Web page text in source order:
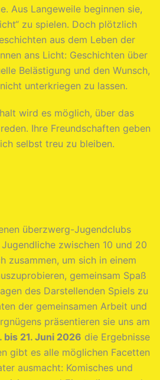
Aus Langeweile beginnen sie,
zu spielen. Doch plötzlich
aus dem Leben der
ans Licht: Geschichten über
Belästigung und den Wunsch,
unterkriegen zu lassen.
wird es möglich, über das
Ihre Freundschaften geben
selbst treu zu bleiben.
überzwerg-Jugendclubs
zwischen 10 und 20
zusammen, um sich in einem
gemeinsam Spaß
des Darstellenden Spiels zu
der gemeinsamen Arbeit und
präsentieren sie uns am
21. Juni 2026 die Ergebnisse
gibt es alle möglichen Facetten
ausmacht: Komisches und